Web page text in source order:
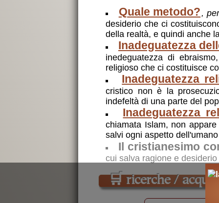
Quale metodo? ,
desiderio che ci
della realtà, e quindi anche
Inadeguatezza
inedeguatezza di
religioso che ci costituisce
Inadeguatezza
cristico non è la
indefeltà di una parte del
Inadeguatezza
chiamata Islam, non
salvi ogni aspetto
Il cristianesimo
cui salva ragione e desiderio
🛒 ricerche /